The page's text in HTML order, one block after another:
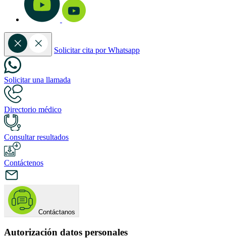
Solicitar cita por Whatsapp
Solicitar una llamada
Directorio médico
Consultar resultados
Contáctenos
Contáctanos
Autorización datos personales